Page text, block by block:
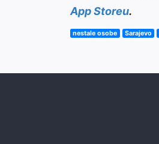
App Storeu.
nestale osobe Sarajevo